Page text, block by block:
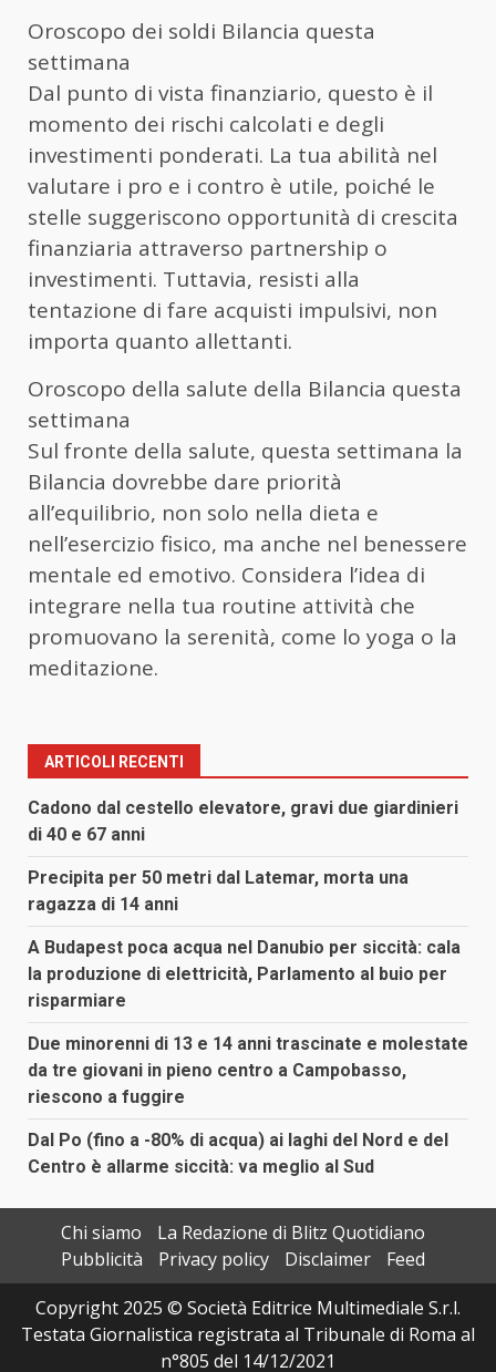
Oroscopo dei soldi Bilancia questa
settimana
Dal punto di vista finanziario, questo è il
momento dei rischi calcolati e degli
investimenti ponderati. La tua abilità nel
valutare i pro e i contro è utile, poiché le
stelle suggeriscono opportunità di crescita
finanziaria attraverso partnership o
investimenti. Tuttavia, resisti alla
tentazione di fare acquisti impulsivi, non
importa quanto allettanti.
Oroscopo della salute della Bilancia questa
settimana
Sul fronte della salute, questa settimana la
Bilancia dovrebbe dare priorità
all’equilibrio, non solo nella dieta e
nell’esercizio fisico, ma anche nel benessere
mentale ed emotivo. Considera l’idea di
integrare nella tua routine attività che
promuovano la serenità, come lo yoga o la
meditazione.
ARTICOLI RECENTI
Cadono dal cestello elevatore, gravi due giardinieri
di 40 e 67 anni
Precipita per 50 metri dal Latemar, morta una
ragazza di 14 anni
A Budapest poca acqua nel Danubio per siccità: cala
la produzione di elettricità, Parlamento al buio per
risparmiare
Due minorenni di 13 e 14 anni trascinate e molestate
da tre giovani in pieno centro a Campobasso,
riescono a fuggire
Dal Po (fino a -80% di acqua) ai laghi del Nord e del
Centro è allarme siccità: va meglio al Sud
Chi siamo
La Redazione di Blitz Quotidiano
Pubblicità
Privacy policy Disclaimer
Feed
Copyright 2025 © Società Editrice Multimediale S.r.l.
Testata Giornalistica registrata al Tribunale di Roma al
n°805 del 14/12/2021